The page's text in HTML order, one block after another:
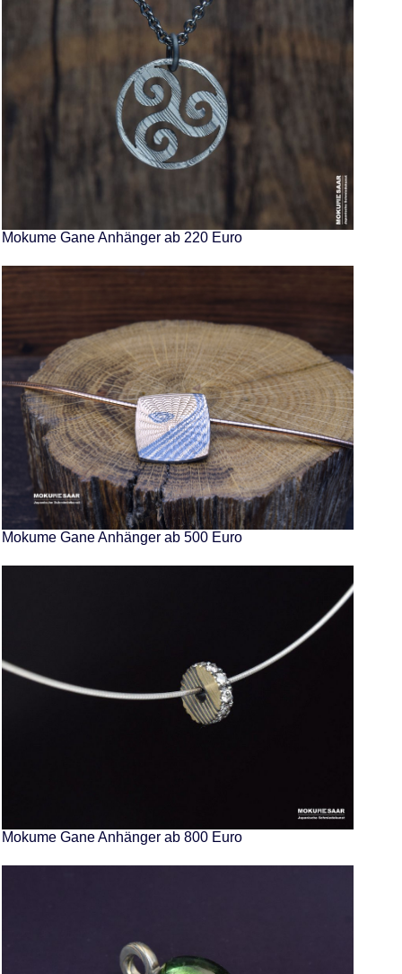
Mokume Gane Anhänger ab 220 Euro
Mokume Gane Anhänger ab 500 Euro
Mokume Gane Anhänger ab 800 Euro